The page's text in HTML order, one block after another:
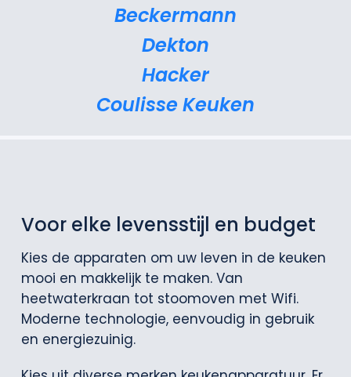
Beckermann
Dekton
Hacker
Coulisse Keuken
Voor elke levensstijl en budget
Kies de apparaten om uw leven in de keuken
mooi en makkelijk te maken. Van
heetwaterkraan tot stoomoven met Wifi.
Moderne technologie, eenvoudig in gebruik
en energiezuinig.